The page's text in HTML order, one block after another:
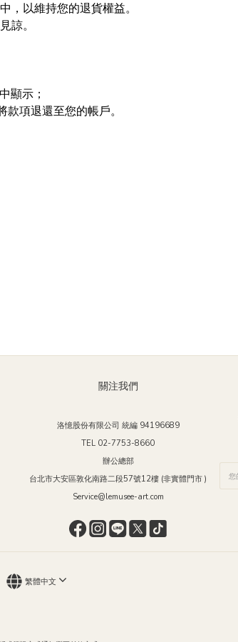
，以維持您的退貨權益。
諒。
顯示；
項退還至您的帳戶。
關注我們
洛憶股份有限公司 統編 94196689
TEL 02-7753-8660
辦公總部
台北市大安區敦化南路二段57號12樓 (非實體門市 )
Service@lemusee-art.com
繁體中文